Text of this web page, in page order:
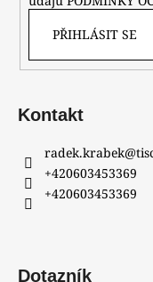
PŘIHLÁSIT SE
Kontakt
radek.krabek@
+420603453369
+420603453369
Dotazník